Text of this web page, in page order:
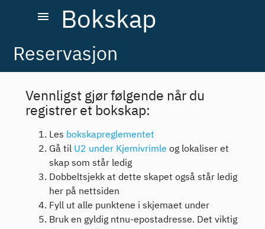
menu Bokskap
Reservasjon
Vennligst gjør følgende når du
registrer et bokskap:
Les bokskapreglementet
Gå til U2 under Kjemivrimle og lokaliser et
skap som står ledig
Dobbeltsjekk at dette skapet også står ledig
her på nettsiden
Fyll ut alle punktene i skjemaet under
Bruk en gyldig ntnu-epostadresse. Det viktig